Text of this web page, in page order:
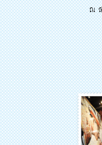
ณ ส